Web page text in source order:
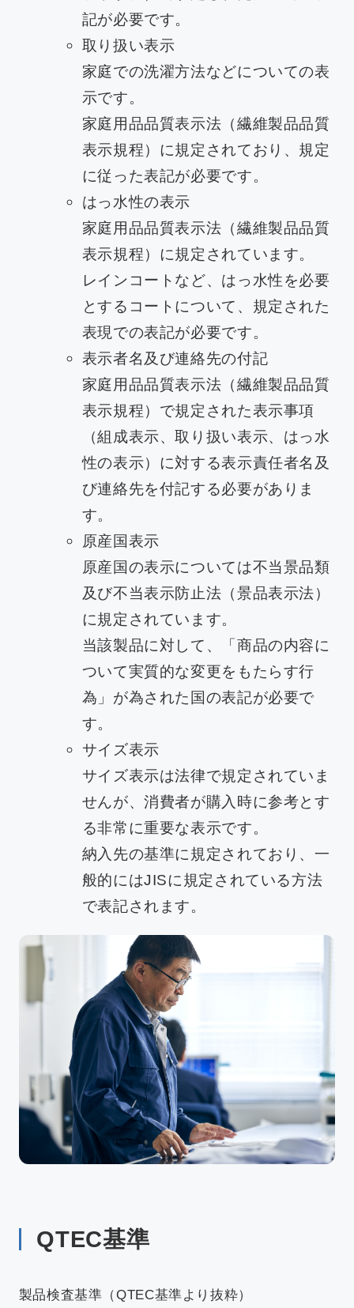
記が必要です。
取り扱い表示
家庭での洗濯方法などについての表
示です。
家庭用品品質表示法（繊維製品品質
表示規程）に規定されており、規定
に従った表記が必要です。
はっ水性の表示
家庭用品品質表示法（繊維製品品質
表示規程）に規定されています。
レインコートなど、はっ水性を必要
とするコートについて、規定された
表現での表記が必要です。
表示者名及び連絡先の付記
家庭用品品質表示法（繊維製品品質
表示規程）で規定された表示事項
（組成表示、取り扱い表示、はっ水
性の表示）に対する表示責任者名及
び連絡先を付記する必要がありま
す。
原産国表示
原産国の表示については不当景品類
及び不当表示防止法（景品表示法）
に規定されています。
当該製品に対して、「商品の内容に
ついて実質的な変更をもたらす行
為」が為された国の表記が必要で
す。
サイズ表示
サイズ表示は法律で規定されていま
せんが、消費者が購入時に参考とす
る非常に重要な表示です。
納入先の基準に規定されており、一
般的にはJISに規定されている方法
で表記されます。
QTEC基準
製品検査基準（QTEC基準より抜粋）